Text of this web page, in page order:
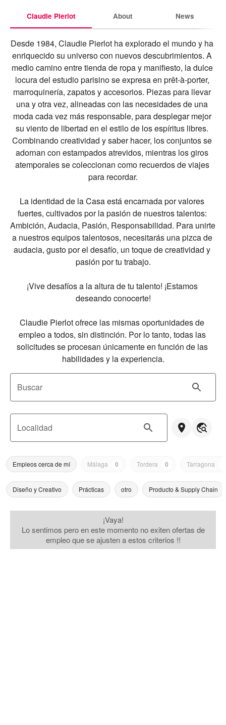
Claudie Pierlot About News
Desde 1984, Claudie Pierlot ha explorado el mundo y ha
enriquecido su universo con nuevos descubrimientos. A
medio camino entre tienda de ropa y manifiesto, la dulce
locura del estudio parisino se expresa en prêt-à-porter,
marroquinería, zapatos y accesorios. Piezas para llevar
una y otra vez, alineadas con las necesidades de una
moda cada vez más responsable, para desplegar mejor
su viento de libertad en el estilo de los espíritus libres.
Combinando creatividad y saber hacer, los conjuntos se
adornan con estampados atrevidos, mientras los giros
atemporales se coleccionan como recuerdos de viajes
para recordar.
La identidad de la Casa está encarnada por valores
fuertes, cultivados por la pasión de nuestros talentos:
Ambición, Audacia, Pasión, Responsabilidad. Para unirte
a nuestros equipos talentosos, necesitarás una pizca de
audacia, gusto por el desafío, un toque de creatividad y
pasión por tu trabajo.
¡Vive desafíos a la altura de tu talento! ¡Estamos
deseando conocerte!
Claudie Pierlot ofrece las mismas oportunidades de
empleo a todos, sin distinción. Por lo tanto, todas las
solicitudes se procesan únicamente en función de las
habilidades y la experiencia.
Buscar
Localidad
Empleos cerca de mí Málaga 0 Tordera 0 Tarragona
Diseño y Creativo Prácticas otro Producto & Supply Chain
¡Vaya!
Lo sentimos pero en este momento no exiten ofertas de
empleo que se ajusten a estos criterios !!